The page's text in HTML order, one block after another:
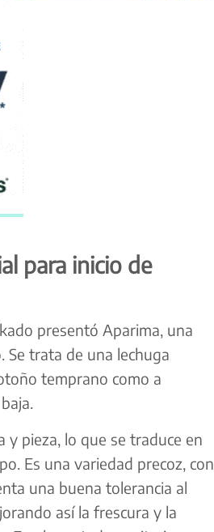
para inicio de
presentó Aparima, una
trata de una lechuga
temprano como a
pieza, lo que se traduce en
Es una variedad precoz, con
una buena tolerancia al
así la frescura y la